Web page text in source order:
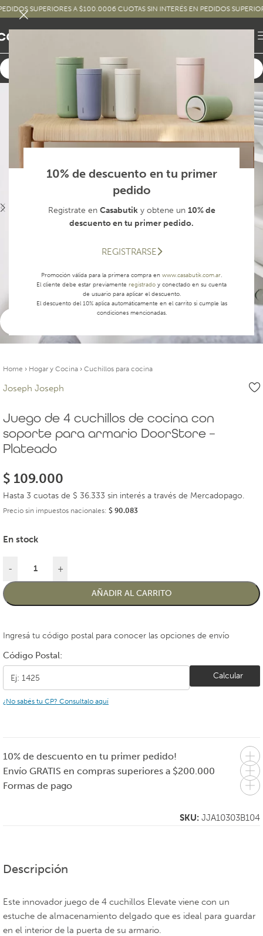
10% de descuento en tu primer
pedido
Registrate en Casabutiky obtene un 10% de
descuento en tu primer pedido.
REGISTRARSE
Promoción válida para la primera compra en www.casabutik.com.ar.
El cliente debe estar previamente registrado y conectado en su cuenta
de usuario para aplicar el descuento.
El descuento del 10% aplica automáticamente en el carrito si cumple las
condiciones mencionadas.
SUPERIORES A $100.0006 CUOTAS SIN INTERÉS EN PEDIDOS SUPERIORES
Home › Hogar y Cocina › Cuchillos para cocina
Joseph Joseph
Juego de 4 cuchillos de cocina con
soporte para armario DoorStore –
Plateado
$ 109.000
Hasta 3 cuotas de $ 36.333 sin interés a través de Mercadopago.
Precio sin impuestos nacionales: $ 90.083
En stock
- +
AÑADIR AL CARRITO
Ingresá tu código postal para conocer las opciones de envío
Código Postal:
Calcular
¿No sabés tu CP? Consultalo aquí
10% de descuento en tu primer pedido!
Envío GRATIS en compras superiores a $200.000
Formas de pago
SKU: JJA10303B104
Descripción
Este innovador juego de 4 cuchillos Elevate viene con un
estuche de almacenamiento delgado que es ideal para guardar
en el interior de la puerta de su armario.